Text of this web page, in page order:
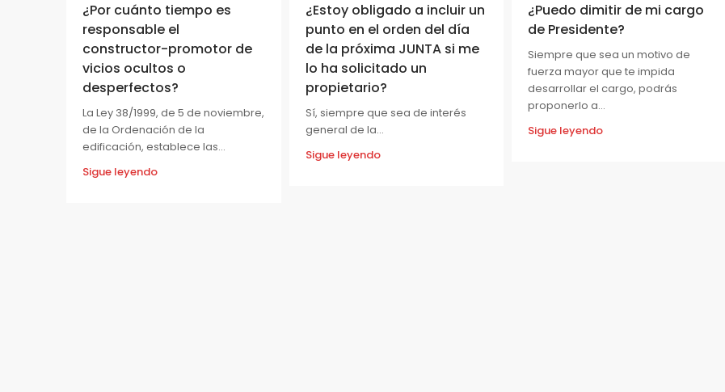
¿Por cuánto tiempo es
responsable el
constructor-promotor de
vicios ocultos o
desperfectos?
La Ley 38/1999, de 5 de noviembre,
de la Ordenación de la
edificación, establece las...
Sigue leyendo
¿Estoy obligado a incluir un
punto en el orden del día
de la próxima JUNTA si me
lo ha solicitado un
propietario?
Sí, siempre que sea de interés
general de la...
Sigue leyendo
¿Puedo dimitir de mi cargo
de Presidente?
Siempre que sea un motivo de
fuerza mayor que te impida
desarrollar el cargo, podrás
proponerlo a...
Sigue leyendo